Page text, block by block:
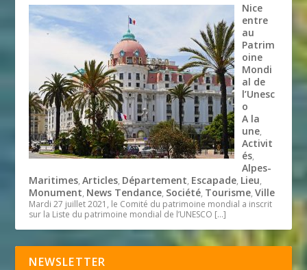
Nice
entre
au
Patrim
oine
Mondi
al de
l’Unesc
o
A la
une,
Activit
és,
Alpes-
Maritimes,Articles, Département, Escapade, Lieu,
Monument, News Tendance, Société, Tourisme,Ville
Mardi 27 juillet 2021, le Comité du patrimoine mondial a inscrit
sur la Liste du patrimoine mondial de l’UNESCO […]
NEWSLETTER